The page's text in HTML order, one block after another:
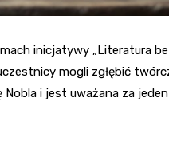
inicjatywy „Literatura
mogli zgłębić
Nobla i jest uważana za